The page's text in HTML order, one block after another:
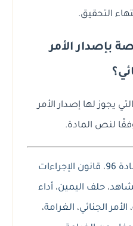
التحقيق.
بإصدار الأمر
يجوز لها إصدار الأمر
لنص المادة.
96 ، قانون الإجراءات
،حلف اليمين، أداء
، الأمر الجنائي، الغرامة،